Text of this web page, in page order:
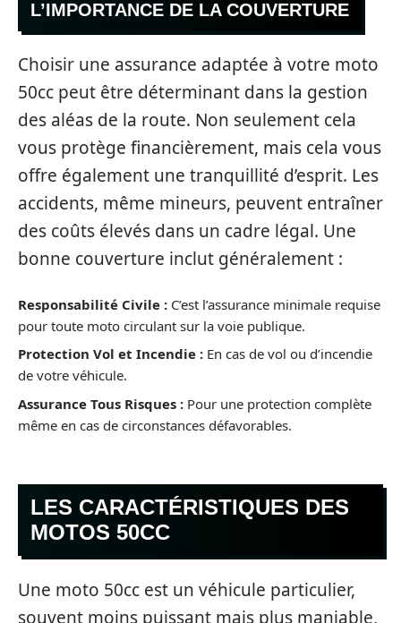
L’IMPORTANCE DE LA COUVERTURE
Choisir une assurance adaptée à votre moto
50cc peut être déterminant dans la gestion
des aléas de la route. Non seulement cela
vous protège financièrement, mais cela vous
offre également une tranquillité d’esprit. Les
accidents, même mineurs, peuvent entraîner
des coûts élevés dans un cadre légal. Une
bonne couverture inclut généralement :
Responsabilité Civile : C’est l’assurance minimale requise
pour toute moto circulant sur la voie publique.
Protection Vol et Incendie : En cas de vol ou d’incendie
de votre véhicule.
Assurance Tous Risques : Pour une protection complète
même en cas de circonstances défavorables.
LES CARACTÉRISTIQUES DES
MOTOS 50CC
Une moto 50cc est un véhicule particulier,
souvent moins puissant mais plus maniable,